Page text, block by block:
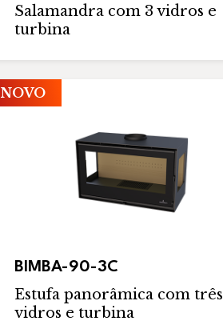
Salamandra com 3 vidros e
turbina
NOVO
BIMBA-90-3C
Estufa panorâmica com três
vidros e turbina